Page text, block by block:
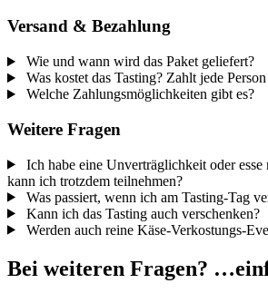
Versand & Bezahlung
Wie und wann wird das Paket geliefert?
Was kostet das Tasting? Zahlt jede
Welche Zahlungsmöglichkeiten gibt es?
Weitere Fragen
Ich habe eine Unverträglichkeit oder
kann ich trotzdem teilnehmen?
Was passiert, wenn ich am Tasting-Tag
Kann ich das Tasting auch verschenken?
Werden auch reine Käse-Verkostungs-
Bei weiteren Fragen?